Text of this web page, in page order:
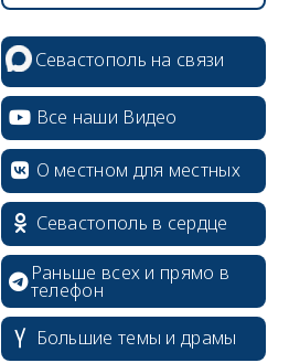
Севастополь на связи
Все наши Видео
О местном для местных
Севастополь в сердце
Раньше всех и прямо в
телефон
Большие темы и драмы
erid: 2SDnjcrDNw6